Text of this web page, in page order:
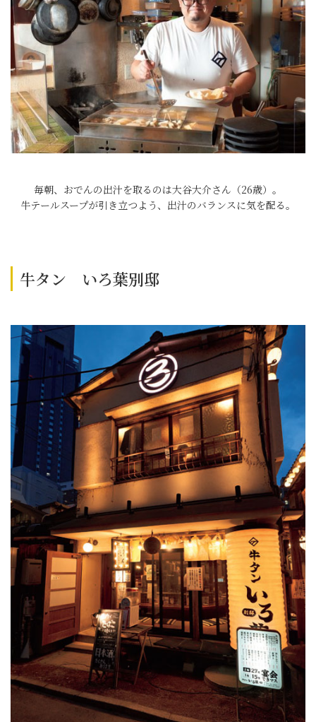
毎朝、おでんの出汁を取るのは大谷大介さん（26歳）。
牛テールスープが引き立つよう、出汁のバランスに気を配る。
牛タン いろ葉別邸